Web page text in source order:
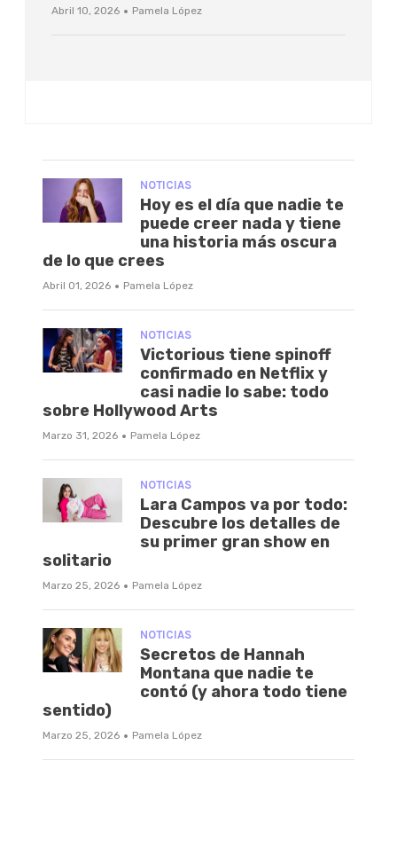
Abril 10, 2026 · Pamela López
NOTICIAS
Hoy es el día que nadie te
puede creer nada y tiene
una historia más oscura
de lo que crees
Abril 01, 2026 · Pamela López
NOTICIAS
Victorious tiene spinoff
confirmado en Netflix y
casi nadie lo sabe: todo
sobre Hollywood Arts
Marzo 31, 2026 · Pamela López
NOTICIAS
Lara Campos va por todo:
Descubre los detalles de
su primer gran show en
solitario
Marzo 25, 2026 · Pamela López
NOTICIAS
Secretos de Hannah
Montana que nadie te
contó (y ahora todo tiene
sentido)
Marzo 25, 2026 · Pamela López